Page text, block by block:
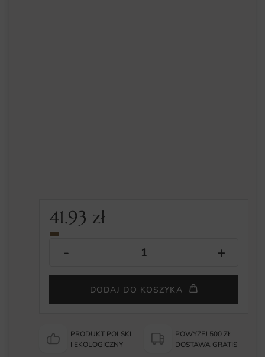
41.93zł
DODAJ DO KOSZYKA
PRODUKT POLSKI
I EKOLOGICZNY
POWYŻEJ 500 ZŁ
DOSTAWA GRATIS